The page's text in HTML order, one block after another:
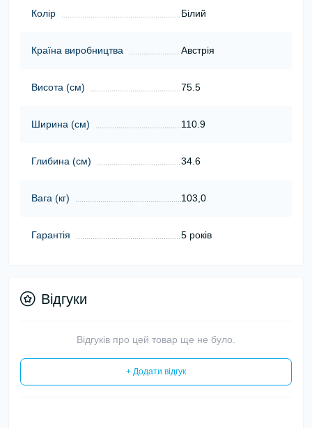
Колір Білий
Країна виробництва Австрія
Висота (cм) 75.5
Ширина (cм) 110.9
Глибина (cм) 34.6
Вага (кг) 103,0
Гарантія 5 років
Відгуки
Відгуків про цей товар ще не було.
+ Додати відгук